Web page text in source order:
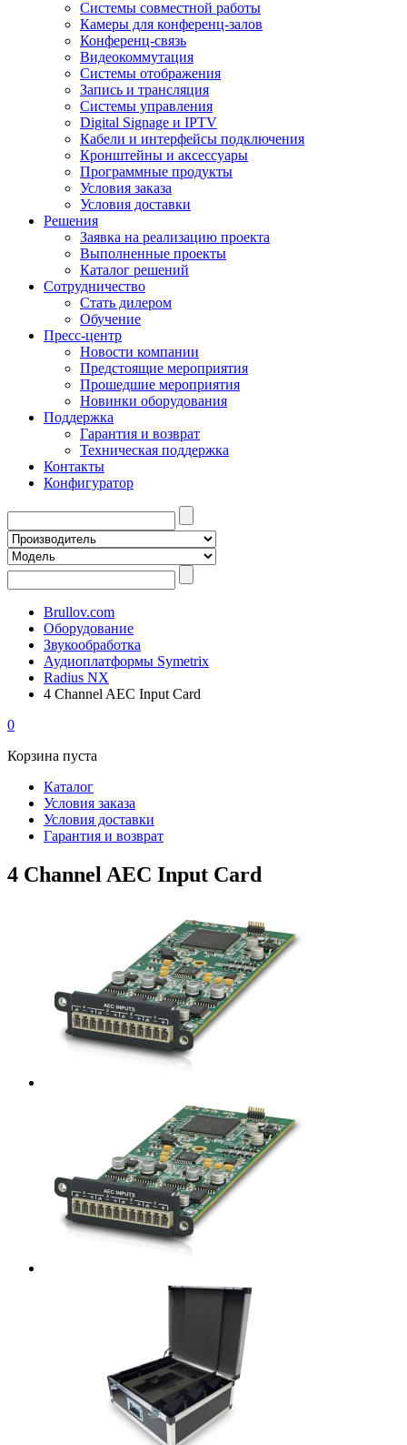
Системы совместной работы
Камеры для конференц-залов
Конференц-связь
Видеокоммутация
Системы отображения
Запись и трансляция
Системы управления
Digital Signage и IPTV
Кабели и интерфейсы подключения
Кронштейны и аксессуары
Программные продукты
Условия заказа
Условия доставки
Решения
Заявка на реализацию проекта
Выполненные проекты
Каталог решений
Сотрудничество
Стать дилером
Обучение
Пресс-центр
Новости компании
Предстоящие мероприятия
Прошедшие мероприятия
Новинки оборудования
Поддержка
Гарантия и возврат
Техническая поддержка
Контакты
Конфигуратор
Brullov.com
Оборудование
Звукообработка
Аудиоплатформы Symetrix
Radius NX
4 Channel AEC Input Card
0
Корзина пуста
Каталог
Условия заказа
Условия доставки
Гарантия и возврат
4 Channel AEC Input Card